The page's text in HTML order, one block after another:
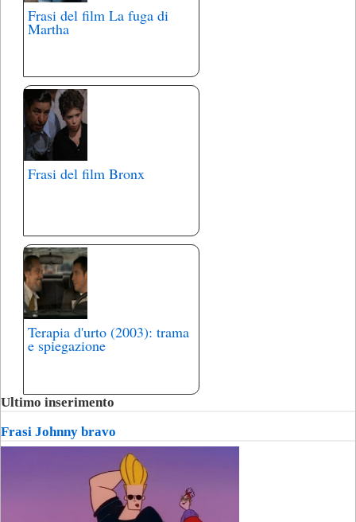
Frasi del film La fuga di
Martha
Frasi del film Bronx
Terapia d'urto (2003): trama
e spiegazione
Ultimo inserimento
Frasi Johnny bravo